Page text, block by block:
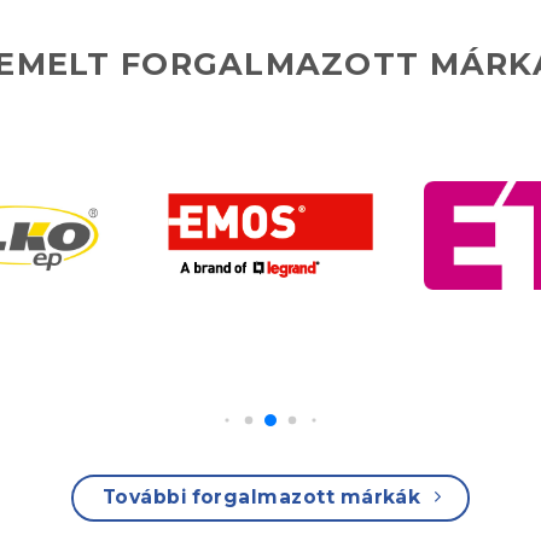
FORGALMAZOTT
További forgalmazott márkák